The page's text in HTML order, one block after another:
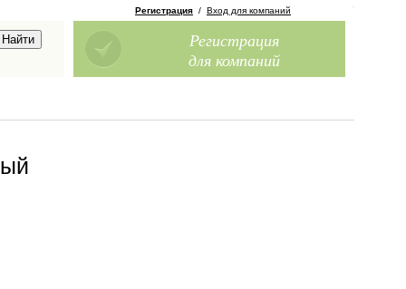
Регистрация / Вход для компаний
Регистрация
для компаний